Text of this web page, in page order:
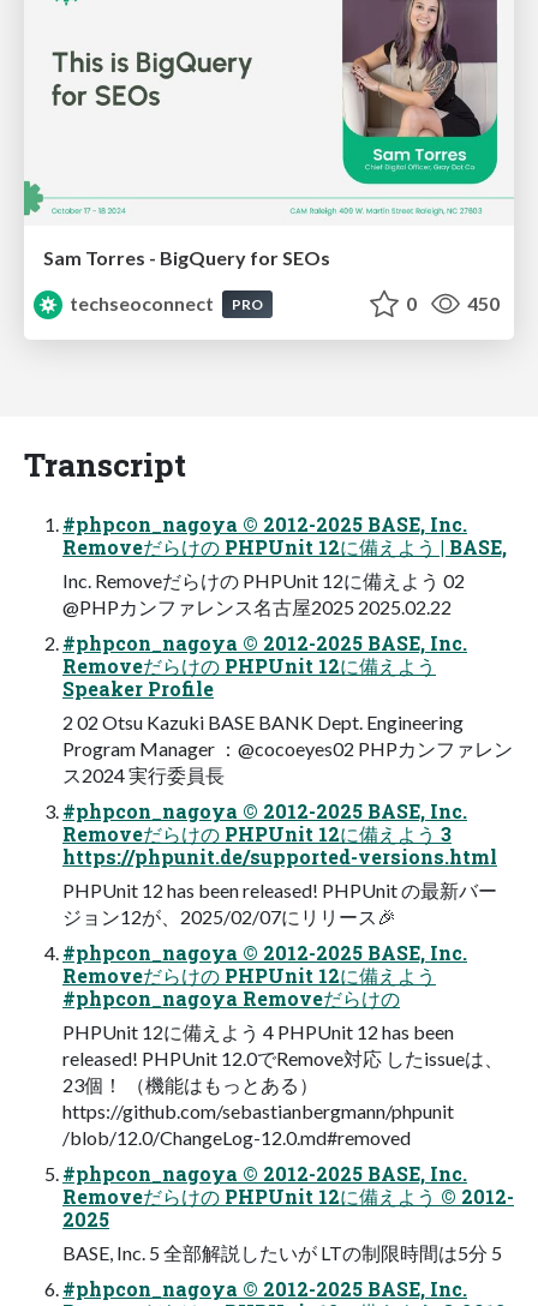
Sam Torres - BigQuery for SEOs
techseoconnect
PRO 0 450
Transcript
#phpcon_nagoya © 2012-2025 BASE, Inc.
Removeだらけの PHPUnit 12に備えよう | BASE,
Inc. Removeだらけの PHPUnit 12に備えよう 02
@PHPカンファレンス名古屋2025 2025.02.22
#phpcon_nagoya © 2012-2025 BASE, Inc.
Removeだらけの PHPUnit 12に備えよう
Speaker Profile
2 02 Otsu Kazuki BASE BANK Dept. Engineering
Program Manager ：@cocoeyes02 PHPカンファレン
ス2024 実行委員長
#phpcon_nagoya © 2012-2025 BASE, Inc.
Removeだらけの PHPUnit 12に備えよう 3
https://phpunit.de/supported-versions.html
PHPUnit 12 has been released! PHPUnit の最新バー
ジョン12が、2025/02/07にリリース🎉
#phpcon_nagoya © 2012-2025 BASE, Inc.
Removeだらけの PHPUnit 12に備えよう
#phpcon_nagoya Removeだらけの
PHPUnit 12に備えよう 4 PHPUnit 12 has been
released! PHPUnit 12.0でRemove対応 したissueは、
23個！ （機能はもっとある）
https://github.com/sebastianbergmann/phpunit
/blob/12.0/ChangeLog-12.0.md#removed
#phpcon_nagoya © 2012-2025 BASE, Inc.
Removeだらけの PHPUnit 12に備えよう © 2012-
2025
BASE, Inc. 5 全部解説したいが LTの制限時間は5分 5
#phpcon_nagoya © 2012-2025 BASE, Inc.